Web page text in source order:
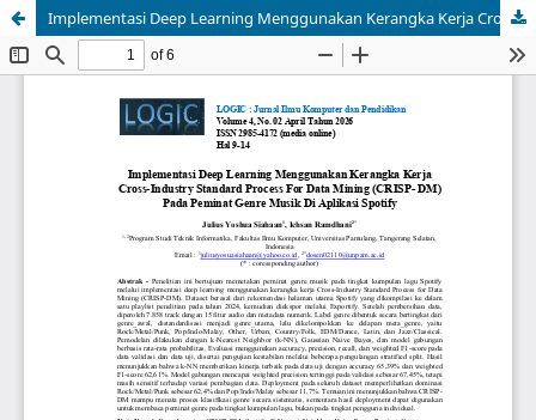
Implementasi Deep Learning Menggunakan Kerangka Kerja Cross-Industry Standard Process For Data Mining (CRISP- DM) Pada Peminat Genre Musik Di Aplikasi Spotify